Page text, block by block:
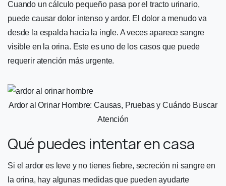
Cuando un cálculo pequeño pasa por el tracto urinario,
puede causar dolor intenso y ardor. El dolor a menudo va
desde la espalda hacia la ingle. A veces aparece sangre
visible en la orina. Este es uno de los casos que puede
requerir atención más urgente.
Ardor al Orinar Hombre: Causas, Pruebas y Cuándo Buscar
Atención
Qué puedes intentar en casa
Si el ardor es leve y no tienes fiebre, secreción ni sangre en
la orina, hay algunas medidas que pueden ayudarte